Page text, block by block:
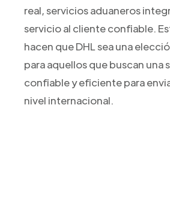
real, servicios aduaneros
servicio al cliente confiable.
hacen que DHL sea una
para aquellos que buscan una
confiable y eficiente para
nivel internacional.